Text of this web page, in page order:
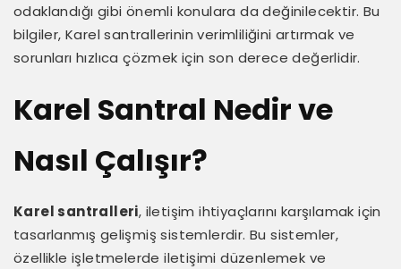
odaklandığı gibi önemli konulara da değinilecektir. Bu
bilgiler, Karel santrallerinin verimliliğini artırmak ve
sorunları hızlıca çözmek için son derece değerlidir.
Karel Santral Nedir ve
Nasıl Çalışır?
Karel santralleri, iletişim ihtiyaçlarını karşılamak için
tasarlanmış gelişmiş sistemlerdir. Bu sistemler,
özellikle işletmelerde iletişimi düzenlemek ve